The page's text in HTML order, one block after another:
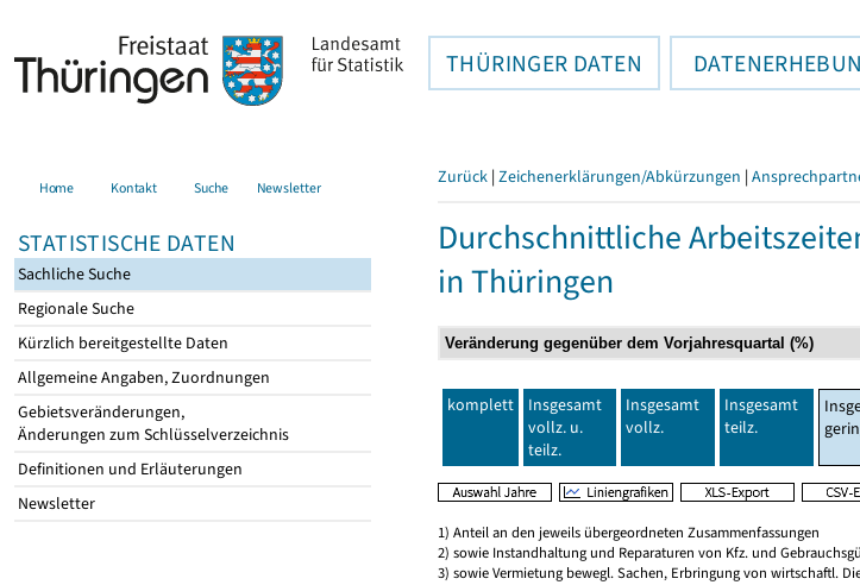
THÜRINGER DATEN
Home Kontakt Suche Newsletter
STATISTISCHE DATEN
Sachliche Suche
Regionale Suche
Kürzlich bereitgestellte Daten
Allgemeine Angaben, Zuordnungen
Gebietsveränderungen,
Änderungen zum Schlüsselverzeichnis
Definitionen und Erläuterungen
Newsletter
Zurück | Zeichenerklärungen/Abkürzungen |
Durchschnittliche
in Thüringen
komplett
Insgesamt
vollz. u.
teilz.
Insgesamt
vollz.
Insgesamt
teilz.
1) Anteil an den jeweils übergeordneten Zusammenfassungen
2) sowie Instandhaltung und Reparaturen von Kfz. und
3) sowie Vermietung bewegl. Sachen, Erbringung von wirtschaftl.